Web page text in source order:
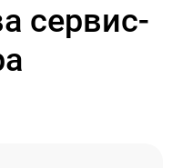
сервис-